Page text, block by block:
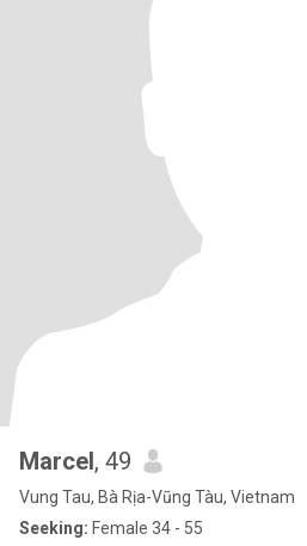
Marcel, 49
Vung Tau, Bà Rịa-Vũng Tàu, Vietnam
Seeking: Female 34 - 55